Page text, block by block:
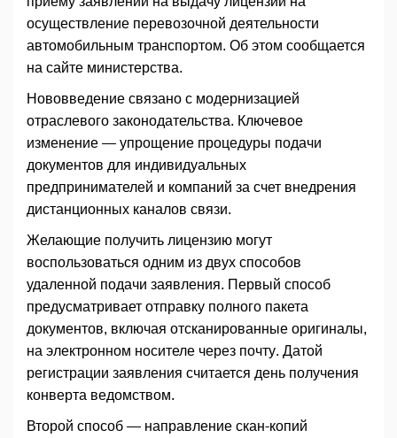
осуществление перевозочной деятельности
автомобильным транспортом. Об этом сообщается
на сайте министерства.
Нововведение связано с модернизацией
отраслевого законодательства. Ключевое
изменение — упрощение процедуры подачи
документов для индивидуальных
предпринимателей и компаний за счет внедрения
дистанционных каналов связи.
Желающие получить лицензию могут
воспользоваться одним из двух способов
удаленной подачи заявления. Первый способ
предусматривает отправку полного пакета
документов, включая отсканированные оригиналы,
на электронном носителе через почту. Датой
регистрации заявления считается день получения
конверта ведомством.
Второй способ — направление скан-копий